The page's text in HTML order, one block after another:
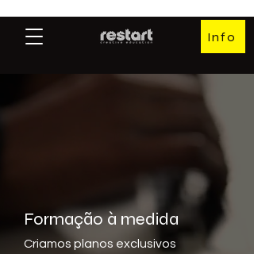
Info
Formação à medida
Criamos planos exclusivos